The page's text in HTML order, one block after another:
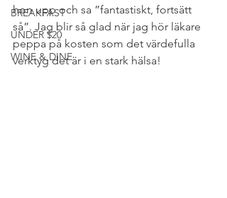
BREAKFAST
UNDER $20
WINE & DINE
hon upp och sa ”fantastiskt, fortsätt
så”. Jag blir så glad när jag hör läkare
peppa på kosten som det värdefulla
verktyg det är i en stark hälsa!